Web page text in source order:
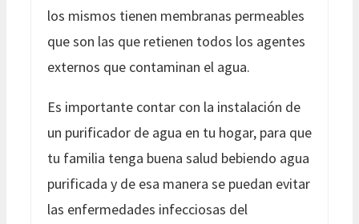
los mismos tienen membranas permeables
que son las que retienen todos los agentes
externos que contaminan el agua.
Es importante contar con la instalación de
un purificador de agua en tu hogar, para que
tu familia tenga buena salud bebiendo agua
purificada y de esa manera se puedan evitar
las enfermedades infecciosas del